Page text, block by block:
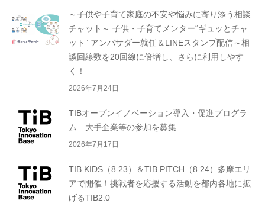
～子供や子育て家庭の不安や悩みに寄り添う相談
チャット～ 子供・子育てメンター“ギュッとチャ
ット” アンバサダー就任＆LINEスタンプ配信～相
談回線数を20回線に倍増し、さらに利用しやす
く！
2026年7月24日
TIBオープンイノベーション導入・促進プログラ
ム 大手企業等の参加を募集
2026年7月17日
TIB KIDS（8.23）＆TIB PITCH（8.24）多摩エリ
アで開催！挑戦者を応援する活動を都内各地に拡
げるTIB2.0